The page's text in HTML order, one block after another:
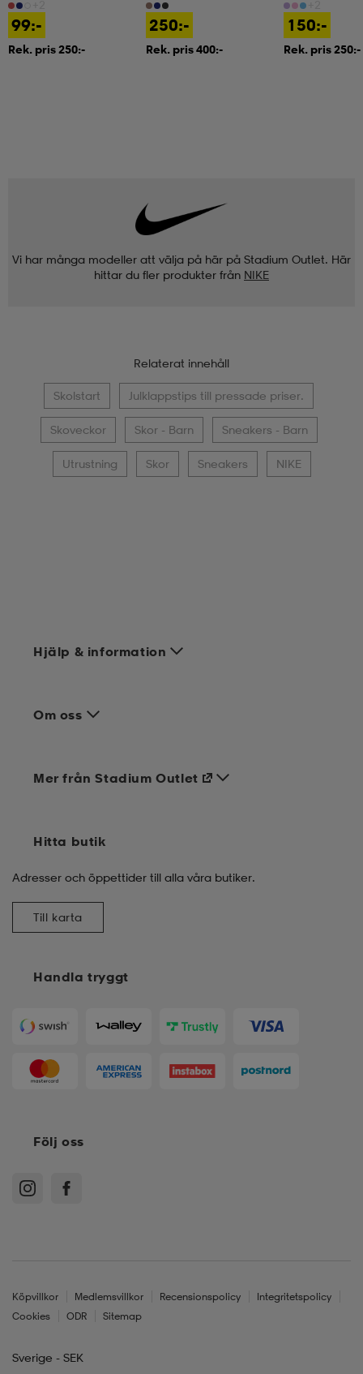
99:-
Rek. pris 250:-
250:-
Rek. pris 400:-
150:-
Rek. pris 250:-
Vi har många modeller att välja på här på Stadium Outlet. Här
hittar du fler produkter från NIKE
Relaterat innehåll
Skolstart Julklappstips till pressade priser.
Skoveckor Skor - Barn Sneakers - Barn
Utrustning Skor Sneakers NIKE
Hjälp & information
Om oss
Handla tryggt
Mer från Stadium Outlet
Hitta butik
Adresser och öppettider till alla våra butiker.
Till karta
Följ oss
Köpvillkor Medlemsvillkor Recensionspolicy
Integritetspolicy
Cookies
ODR Sitemap
Sverige - SEK